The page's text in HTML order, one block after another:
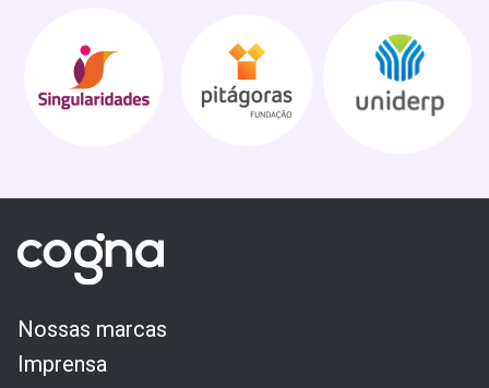
Nossas marcas
Imprensa